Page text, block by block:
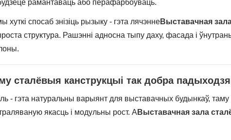
рамантаваць або перафарбоўваць.
хуткі спосаб знізіць рызыку - гэта лячэннеВыставачная
структура. Рашэнні адносна тыпу даху, фасада і
сталёвыя канструкцыі так добра
- гэта натуральны варыянт для выставачных будынкаў,
якасць і модульны рост. А Выставачная зала